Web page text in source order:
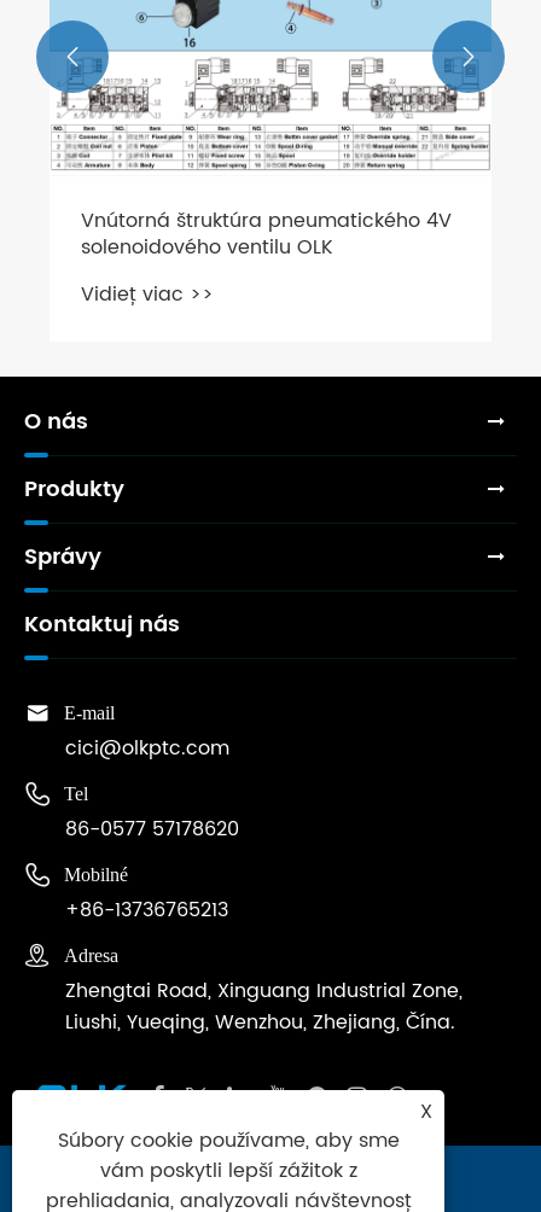
Vnútorná štruktúra pneumatického 4V
solenoidového ventilu OLK
Vidieť viac >>
 
O nás
Produkty
Správy
Kontaktuj nás
 E-mail
cici@olkptc.com
 Tel
86-0577 57178620
 Mobilné
+86-13736765213
 Adresa
Zhengtai Road, Xinguang Industrial Zone,
Liushi, Yueqing, Wenzhou, Zhejiang, Čína.
Copyright © 2024 Zhejiang Ouleikai
X
Súbory cookie používame, aby sme
vám poskytli lepší zážitok z
prehliadania, analyzovali návštevnosť